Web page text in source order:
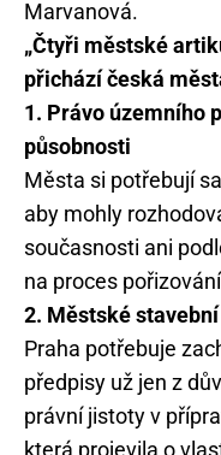
Marvanová.
„Čtyři městské
přichází česká
1. Právo územního
působnosti
Města si potřebují
aby mohly
současnosti ani
na proces
2. Městské
Praha potřebuje
předpisy už jen z
právní jistoty v
která projevila o